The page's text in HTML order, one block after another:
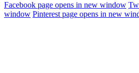
Facebook page opens in new window
window Pinterest page opens in new